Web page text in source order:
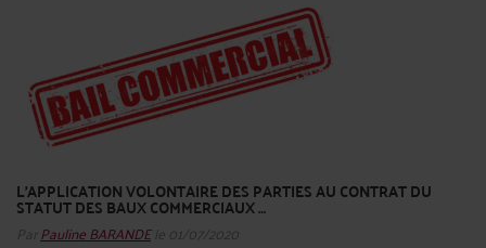
L’APPLICATION VOLONTAIRE DES PARTIES AU CONTRAT DU
STATUT DES BAUX COMMERCIAUX …
Par Pauline BARANDEle 01/07/2020